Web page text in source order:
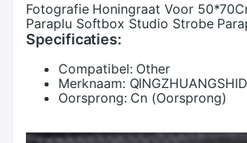
Fotografie Honingraat Voor
Paraplu Softbox Studio Strobe
Specificaties:
Compatibel: Other
Merknaam:
Oorsprong: Cn (Oorsprong)